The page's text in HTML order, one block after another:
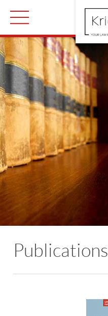
Publications